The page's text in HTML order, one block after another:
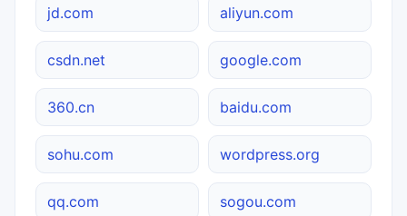
jd.com aliyun.com
csdn.net google.com
360.cn baidu.com
sohu.com wordpress.org
qq.com sogou.com